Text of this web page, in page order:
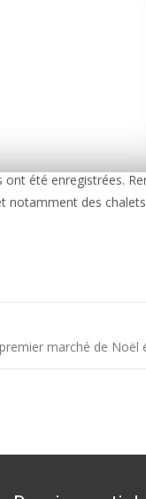
encore pour le
surface de 1 000 m²
été enregistrées.
notamment des
marché de Noël